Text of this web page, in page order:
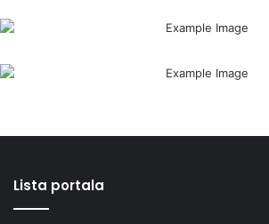
Lista portala